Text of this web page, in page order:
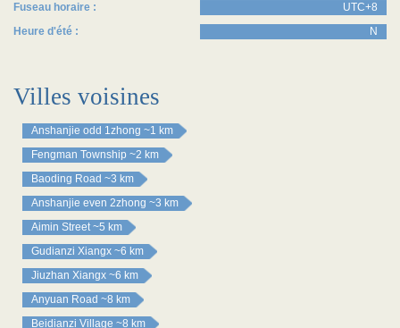
Fuseau horaire :
UTC+8
Heure d'été :
N
Villes voisines
Anshanjie odd 1zhong ~1 km
Fengman Township ~2 km
Baoding Road ~3 km
Anshanjie even 2zhong ~3 km
Aimin Street ~5 km
Gudianzi Xiangx ~6 km
Jiuzhan Xiangx ~6 km
Anyuan Road ~8 km
Beidianzi Village ~8 km